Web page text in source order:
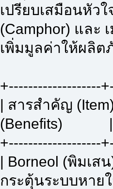
เปรียบเสมือนหัว
(Camphor) และ
เพิ่มมูลค่าให้ผลิ
+-------------------
| สารสำคัญ
(Benefits) |
+-------------------
| Borneol (พิมเ
กระตุ้นระบบหาย